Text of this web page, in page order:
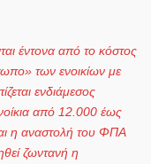
έντονα από το κόστος
των ενοικίων με
ενδιάμεσος
από 12.000 έως
η αναστολή του ΦΠΑ
ζωντανή η